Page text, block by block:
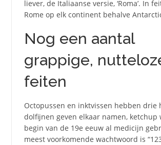
liever, de Italiaanse versie, ‘Roma’. In
Rome op elk continent behalve
Nog een aantal
grappige,
feiten
Octopussen en inktvissen hebben drie
dolfijnen geven elkaar namen, ketchup
begin van de 19e eeuw al medicijn
meest voorkomende wachtwoord is